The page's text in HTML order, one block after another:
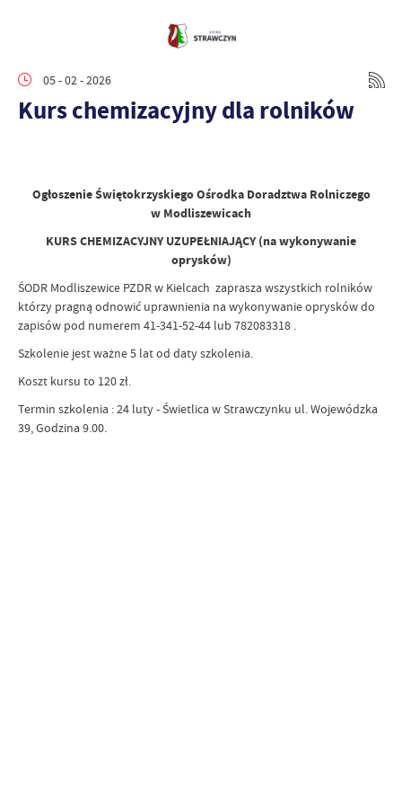
05 - 02 - 2026
Kurs chemizacyjny dla rolników
Ogłoszenie Świętokrzyskiego Ośrodka Doradztwa Rolniczego
w Modliszewicach
KURS CHEMIZACYJNY UZUPEŁNIAJĄCY (na wykonywanie
oprysków)
ŚODR Modliszewice PZDR w Kielcach zaprasza wszystkich rolników
którzy pragną odnowić uprawnienia na wykonywanie oprysków do
zapisów pod numerem 41-341-52-44 lub 782083318 .
Szkolenie jest ważne 5 lat od daty szkolenia.
Koszt kursu to 120 zł.
Termin szkolenia : 24 luty - Świetlica w Strawczynku ul. Wojewódzka
39, Godzina 9.00.